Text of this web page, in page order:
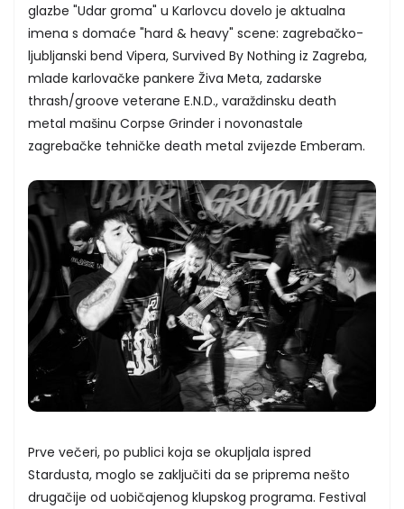
glazbe "Udar groma" u Karlovcu dovelo je aktualna
imena s domaće "hard & heavy" scene: zagrebačko-
ljubljanski bend Vipera, Survived By Nothing iz Zagreba,
mlade karlovačke pankere Živa Meta, zadarske
thrash/groove veterane E.N.D., varaždinsku death
metal mašinu Corpse Grinder i novonastale
zagrebačke tehničke death metal zvijezde Emberam.
Prve večeri, po publici koja se okupljala ispred
Stardusta, moglo se zaključiti da se priprema nešto
drugačije od uobičajenog klupskog programa. Festival